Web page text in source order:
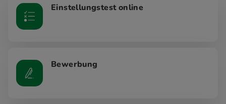
Einstellungstest online
Bewerbung